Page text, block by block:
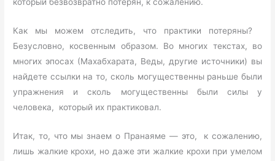
который безвозвратно потерян, к сожалению.
Как мы можем отследить, что практики потеряны?
Безусловно, косвенным образом. Во многих текстах, во
многих эпосах (Махабхарата, Веды, другие источники) вы
найдете ссылки на то, сколь могущественны раньше были
упражнения и сколь могущественны были силы у
человека, который их практиковал.
Итак, то, что мы знаем о Пранаяме — это, к сожалению,
лишь жалкие крохи, но даже эти жалкие крохи при умелом